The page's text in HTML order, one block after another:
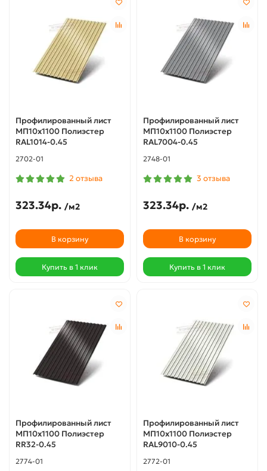
Профилированный лист
МП10х1100 Полиэстер
RAL1014-0.45
2702-01
2 отзыва
323.34р. /м2
В корзину
Купить в 1 клик
Профилированный лист
МП10х1100 Полиэстер
RAL7004-0.45
2748-01
3 отзыва
323.34р. /м2
В корзину
Купить в 1 клик
Профилированный лист
МП10х1100 Полиэстер
RR32-0.45
2774-01
Профилированный лист
МП10х1100 Полиэстер
RAL9010-0.45
2772-01